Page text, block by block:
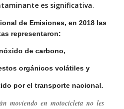
es significativa.
de Emisiones, en 2018 las
representaron:
de carbono,
orgánicos volátiles y
por el transporte nacional.
moviendo en motocicleta no les